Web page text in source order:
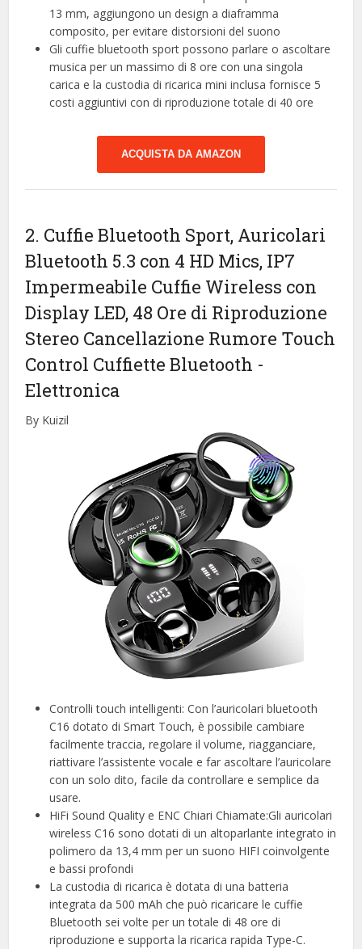
13 mm, aggiungono un design a diaframma
composito, per evitare distorsioni del suono
Gli cuffie bluetooth sport possono parlare o ascoltare
musica per un massimo di 8 ore con una singola
carica e la custodia di ricarica mini inclusa fornisce 5
costi aggiuntivi con di riproduzione totale di 40 ore
ACQUISTA DA AMAZON
2. Cuffie Bluetooth Sport, Auricolari
Bluetooth 5.3 con 4 HD Mics, IP7
Impermeabile Cuffie Wireless con
Display LED, 48 Ore di Riproduzione
Stereo Cancellazione Rumore Touch
Control Cuffiette Bluetooth -
Elettronica
By Kuizil
Controlli touch intelligenti: Con l’auricolari bluetooth
C16 dotato di Smart Touch, è possibile cambiare
facilmente traccia, regolare il volume, riagganciare,
riattivare l’assistente vocale e far ascoltare l’auricolare
con un solo dito, facile da controllare e semplice da
usare.
HiFi Sound Quality e ENC Chiari Chiamate:Gli auricolari
wireless C16 sono dotati di un altoparlante integrato in
polimero da 13,4 mm per un suono HIFI coinvolgente
e bassi profondi
La custodia di ricarica è dotata di una batteria
integrata da 500 mAh che può ricaricare le cuffie
Bluetooth sei volte per un totale di 48 ore di
riproduzione e supporta la ricarica rapida Type-C.